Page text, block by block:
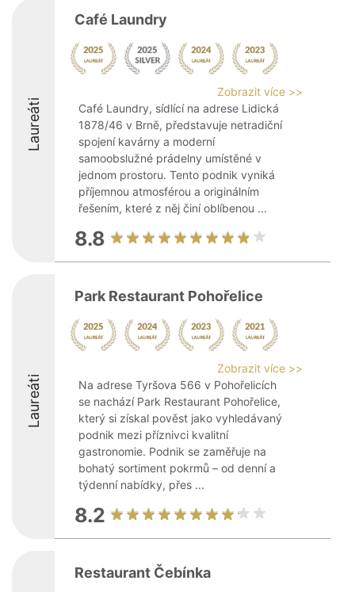
Laureáti
Café Laundry
Zobrazit více >>
Café Laundry, sídlící na adrese Lidická
1878/46 v Brně, představuje netradiční
spojení kavárny a moderní
samoobslužné prádelny umístěné v
jednom prostoru. Tento podnik vyniká
příjemnou atmosférou a originálním
řešením, které z něj činí oblíbenou ...
8.8
Laureáti
Park Restaurant Pohořelice
Zobrazit více >>
Na adrese Tyršova 566 v Pohořelicích
se nachází Park Restaurant Pohořelice,
který si získal pověst jako vyhledávaný
podnik mezi příznivci kvalitní
gastronomie. Podnik se zaměřuje na
bohatý sortiment pokrmů – od denní a
týdenní nabídky, přes ...
8.2
Restaurant Čebínka